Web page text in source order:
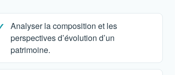
Analyser la composition et les
perspectives d’évolution d’un
patrimoine.